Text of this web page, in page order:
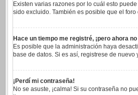
Existen varias razones por lo cuál esto
sido excluido. También es posible que el
Hace un tiempo me registré, ¡pero ahora
Es posible que la administración haya
base de datos. Si es así, registrese de
¡Perdí mi contraseña!
No se asuste, ¡calma! Si su contraseña no